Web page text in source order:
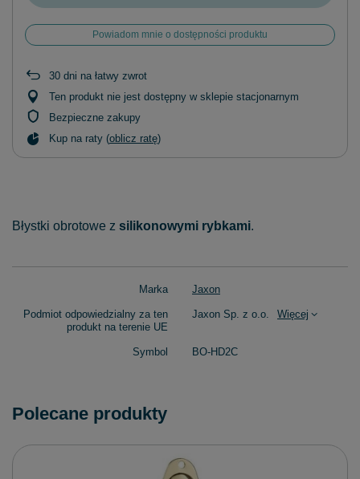
Powiadom mnie o dostępności produktu
30 dni na łatwy zwrot
Ten produkt nie jest dostępny w sklepie stacjonarnym
Bezpieczne zakupy
Kup na raty (oblicz ratę)
Błystki obrotowe z silikonowymi rybkami.
Marka Jaxon
Podmiot odpowiedzialny za ten
produkt na terenie UE
Jaxon Sp. z o.o. Więcej
Symbol BO-HD2C
Polecane produkty